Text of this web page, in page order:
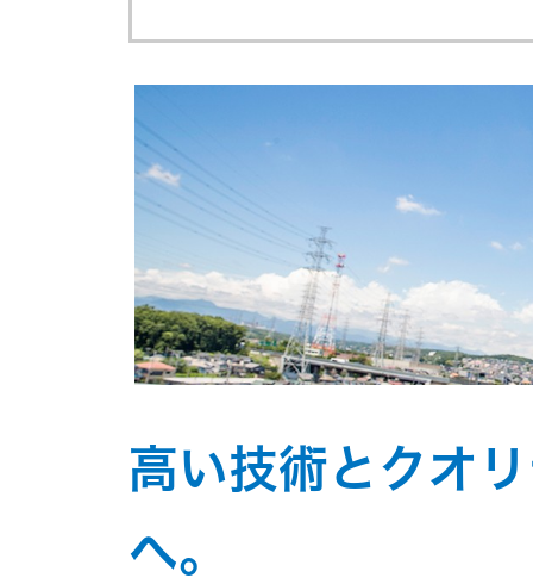
(カーナ
ビ、ドラ
イブレコ
ーダー、
カーオー
ディオ)
オ
無線通信
リスクマネ
ジメント
沿革
マルチステ
ークホルダ
ー方針
トップ
ニュースリ
資本コスト
への取り組
事業概要
IRポリシー
アナリスト
一覧
よくあるご
サステナ
高い技術とクオ
へ。